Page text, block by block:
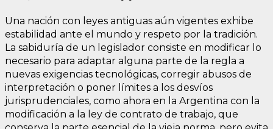
Una nación con leyes antiguas aún vigentes exhibe
estabilidad ante el mundo y respeto por la tradición.
La sabiduría de un legislador consiste en modificar lo
necesario para adaptar alguna parte de la regla a
nuevas exigencias tecnológicas, corregir abusos de
interpretación o poner límites a los desvíos
jurisprudenciales, como ahora en la Argentina con la
modificación a la ley de contrato de trabajo, que